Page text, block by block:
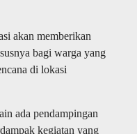
akan memberikan
bagi warga yang
di lokasi
ada pendampingan
kegiatan yang